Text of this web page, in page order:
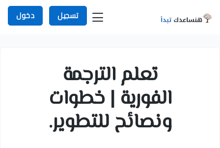
تسجيل دخول
تعلم الترجمة
الفورية | خطوات
ونصائح للتطوير.